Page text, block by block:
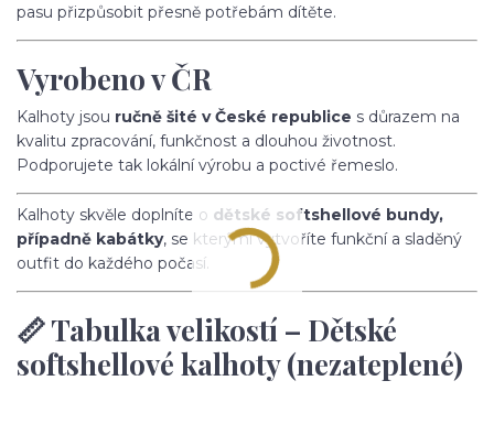
pasu přizpůsobit přesně potřebám dítěte.
Vyrobeno v ČR
Kalhoty jsou ručně šité v České republice s důrazem na
kvalitu zpracování, funkčnost a dlouhou životnost.
Podporujete tak lokální výrobu a poctivé řemeslo.
Kalhoty skvěle doplníte o dětské softshellové bundy,
případně kabátky, se kterými vytvoříte funkční a sladěný
outfit do každého počasí.
📏 Tabulka velikostí – Dětské
softshellové kalhoty (nezateplené)